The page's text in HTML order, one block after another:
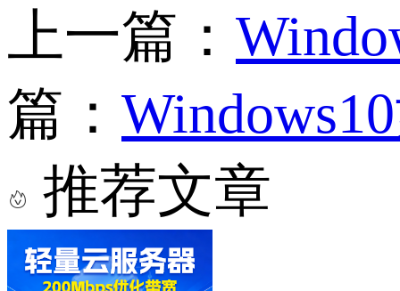
上一篇：
篇：
推荐文章